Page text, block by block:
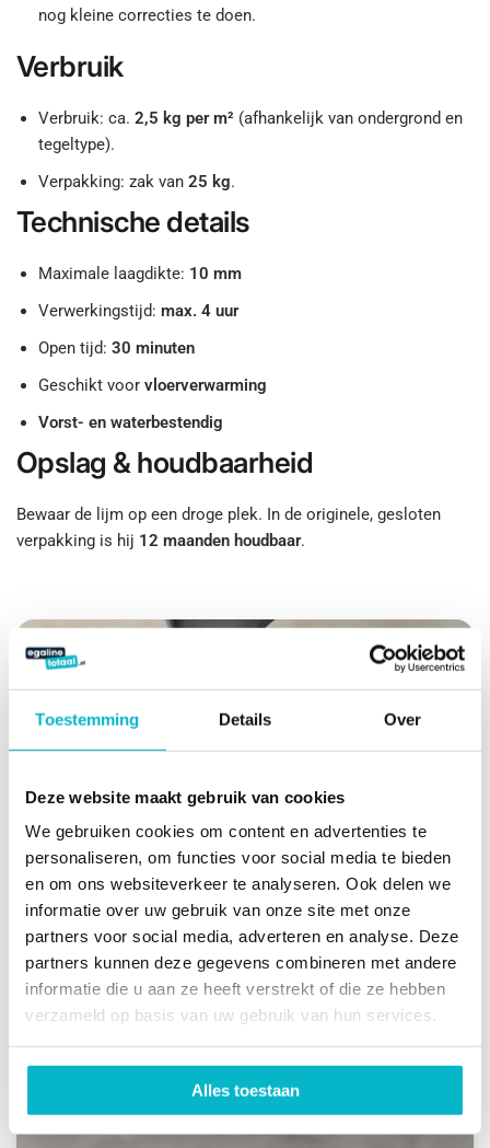
Toestemming Details Over
Deze website maakt gebruik van cookies
We gebruiken cookies om content en advertenties te
personaliseren, om functies voor social media te bieden
en om ons websiteverkeer te analyseren. Ook delen we
informatie over uw gebruik van onze site met onze
partners voor social media, adverteren en analyse. Deze
partners kunnen deze gegevens combineren met andere
informatie die u aan ze heeft verstrekt of die ze hebben
verzameld op basis van uw gebruik van hun services.
Alles toestaan
nog kleine correcties te doen.
Verbruik
Verbruik: ca.2,5 kg per m² (afhankelijk van ondergrond en
tegeltype).
Verpakking: zak van25 kg.
Technische details
Maximale laagdikte: 10 mm
Verwerkingstijd:max. 4 uur
Open tijd:30 minuten
Geschikt voorvloerverwarming
Vorst- en waterbestendig
Opslag & houdbaarheid
Bewaar de lijm op een droge plek. In de originele, gesloten
verpakking is hij 12 maanden houdbaar.
De beste egaline van
Nederland!
Ervaar zelf het leggemak van onze egalisaties